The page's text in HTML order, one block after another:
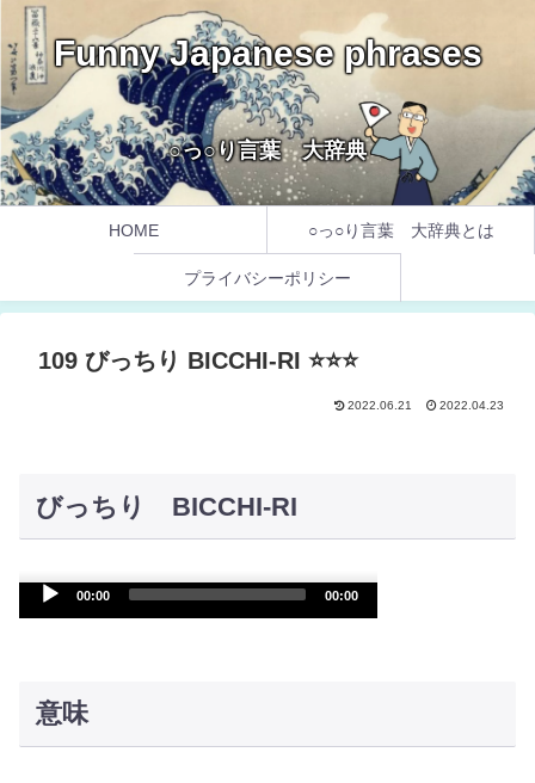
Funny Japanese phrases
○っ○り言葉 大辞典
HOME ○っ○り言葉 大辞典とは
プライバシーポリシー
109 びっちり BICCHI-RI ⭐️⭐️⭐️
2022.06.21 2022.04.23
びっちり BICCHI-RI
Audio
00:00 00:00
意味